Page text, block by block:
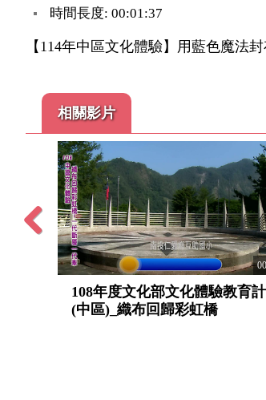
時間長度: 00:01:37
【114年中區文化體驗】用藍色魔法
相關影片
108年度文化部文化體驗教育
(中區)_織布回歸彩虹橋
Previous